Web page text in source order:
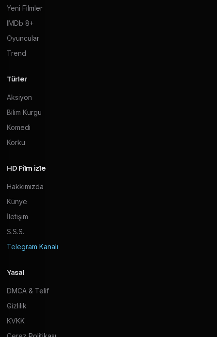
Yeni Filmler
IMDb 8+
Oyuncular
Trend
Türler
Aksiyon
Bilim Kurgu
Komedi
Korku
HD Film izle
Hakkımızda
Künye
İletişim
S.S.S.
Telegram Kanalı
Yasal
DMCA & Telif
Gizlilik
KVKK